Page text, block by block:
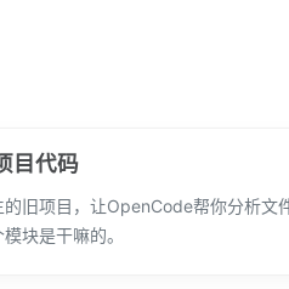
目代码
的旧项目，让OpenCode帮你分析文
块是干嘛的。